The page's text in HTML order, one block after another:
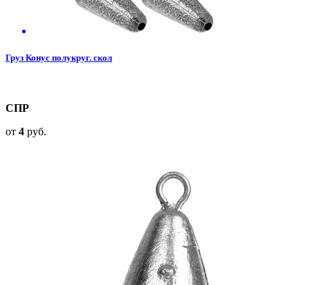
Груз Конус полукруг. скол
СПР
от 4 руб.